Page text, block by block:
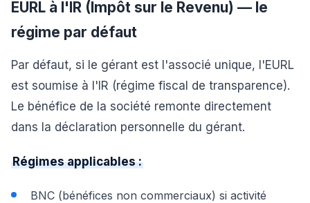
EURL à l'IR (Impôt sur le Revenu) — le
régime par défaut
Par défaut, si le gérant est l'associé unique, l'EURL
est soumise à l'IR (régime fiscal de transparence).
Le bénéfice de la société remonte directement
dans la déclaration personnelle du gérant.
Régimes applicables :
BNC (bénéfices non commerciaux) si activité